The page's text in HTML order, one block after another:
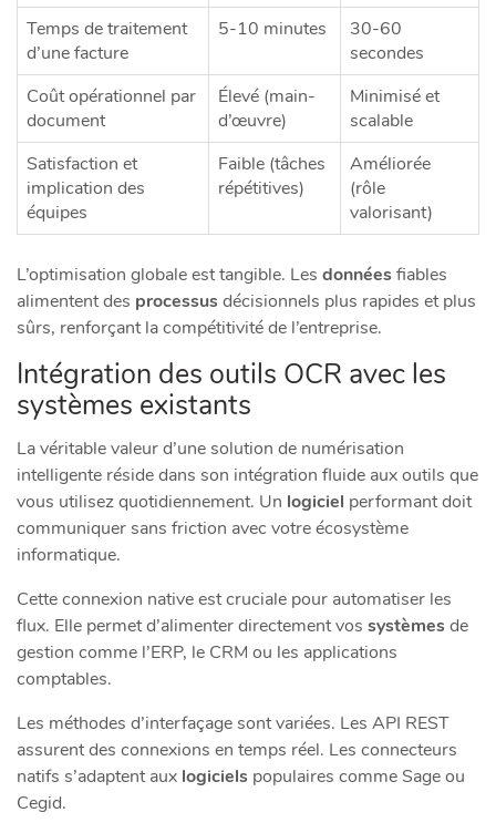
Temps de traitement
d’une facture
5-10 minutes
30-60
secondes
Coût opérationnel par
document
Élevé (main-
d’œuvre)
Minimisé et
scalable
Satisfaction et
implication des
équipes
Faible (tâches
répétitives)
Améliorée
(rôle
valorisant)
L’optimisation globale est tangible. Les donnéesfiables
alimentent des processusdécisionnels plus rapides et plus
sûrs, renforçant la compétitivité de l’entreprise.
Intégration des outils OCR avec les
systèmes existants
La véritable valeur d’une solution de numérisation
intelligente réside dans son intégration fluide aux outils que
vous utilisez quotidiennement. Un logiciel performant doit
communiquer sans friction avec votre écosystème
informatique.
Cette connexion native est cruciale pour automatiser les
flux. Elle permet d’alimenter directement vos systèmesde
gestion comme l’ERP, le CRM ou les applications
comptables.
Les méthodes d’interfaçage sont variées. Les API REST
assurent des connexions en temps réel. Les connecteurs
natifs s’adaptent aux logiciels populaires comme Sage ou
Cegid.